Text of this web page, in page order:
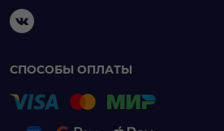
СПОСОБЫ ОПЛАТЫ